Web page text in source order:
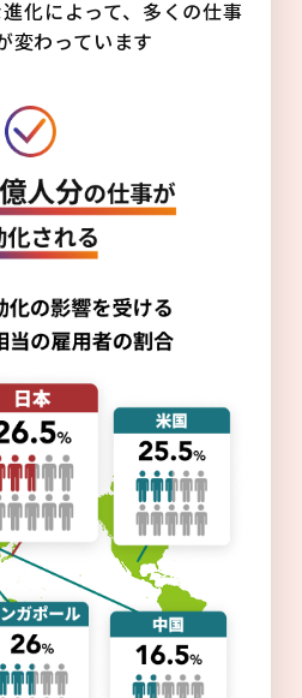
化によって、多くの仕事
変わっています